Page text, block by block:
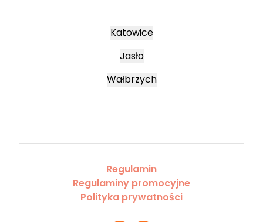
Katowice
Jasło
Wałbrzych
Regulamin
Regulaminy promocyjne
Polityka prywatności